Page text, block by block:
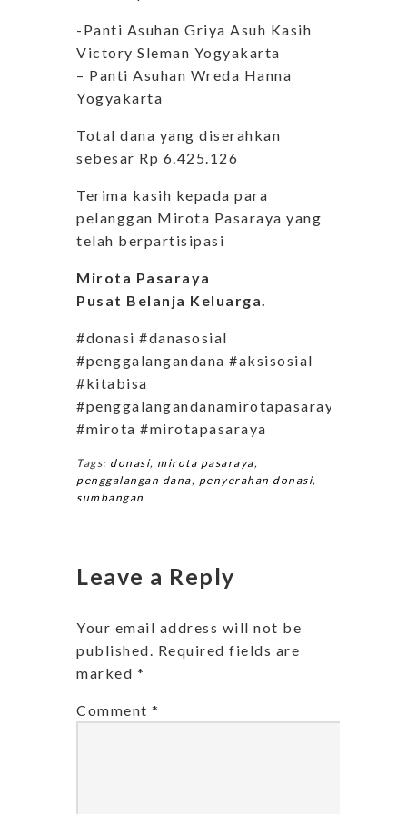
-Panti Asuhan Griya Asuh Kasih
Victory Sleman Yogyakarta
– Panti Asuhan Wreda Hanna
Yogyakarta
Total dana yang diserahkan
sebesar Rp 6.425.126
Terima kasih kepada para
pelanggan Mirota Pasaraya yang
telah berpartisipasi
Mirota Pasaraya
Pusat Belanja Keluarga.
#donasi #danasosial
#penggalangandana #aksisosial
#kitabisa
#penggalangandanamirotapasaraya
#mirota #mirotapasaraya
Tags: donasi, mirota pasaraya,
penggalangan dana, penyerahan donasi,
sumbangan
Leave a Reply
Your email address will not be
published.
Required fields are
marked *
Comment *